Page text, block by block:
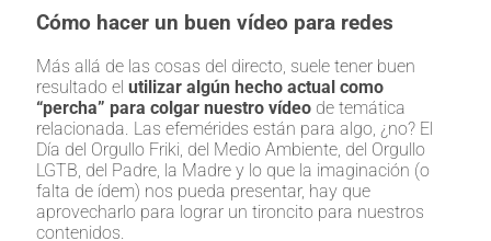
Cómo hacer un buen vídeo para redes
Más allá de las cosas del directo, suele tener buen
resultado el utilizar algún hecho actual como
“percha” para colgar nuestro vídeo de temática
relacionada. Las efemérides están para algo, ¿no? El
Día del Orgullo Friki, del Medio Ambiente, del Orgullo
LGTB, del Padre, la Madre y lo que la imaginación (o
falta de ídem) nos pueda presentar, hay que
aprovecharlo para lograr un tironcito para nuestros
contenidos.